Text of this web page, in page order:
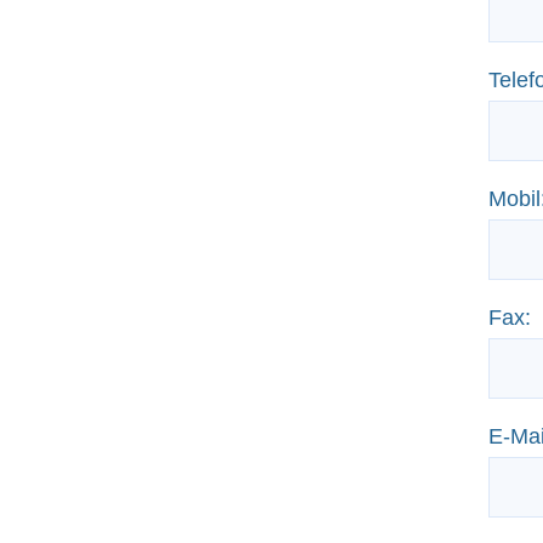
Fax:
E-